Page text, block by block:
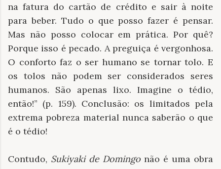
na fatura do cartão de crédito e sair à noite
para beber. Tudo o que posso fazer é pensar.
Mas não posso colocar em prática. Por quê?
Porque isso é pecado. A preguiça é vergonhosa.
O conforto faz o ser humano se tornar tolo. E
os tolos não podem ser considerados seres
humanos. São apenas lixo. Imagine o tédio,
então!” (p. 159). Conclusão: os limitados pela
extrema pobreza material nunca saberão o que
é o tédio!
Contudo, Sukiyaki de Domingo não é uma obra